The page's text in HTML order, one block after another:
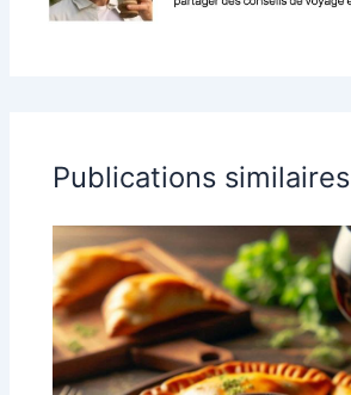
Publications similaires